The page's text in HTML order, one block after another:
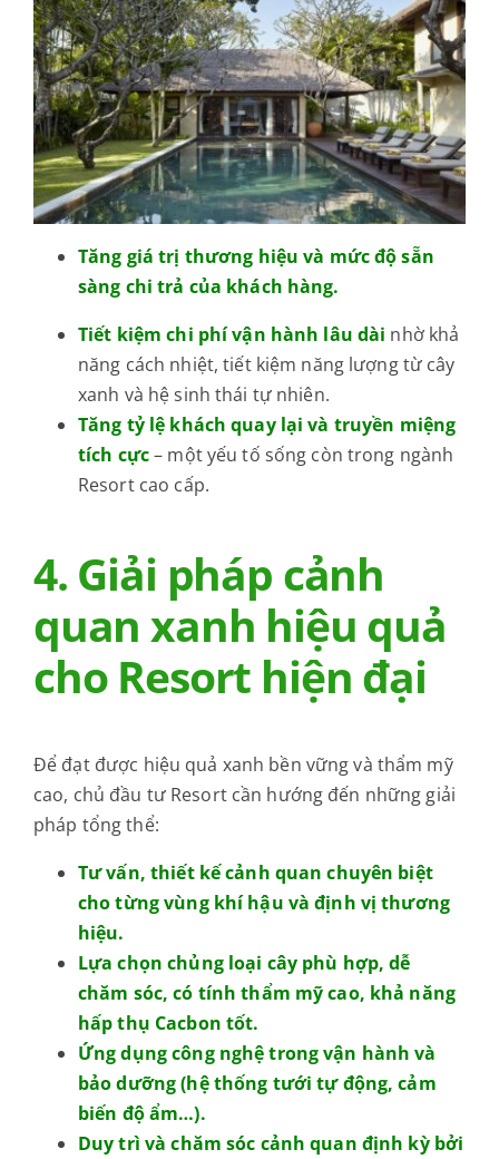
Tăng giá trị thương hiệu và mức độ sẵn
sàng chi trả của khách hàng.
Tiết kiệm chi phí vận hành lâu dài nhờ khả
năng cách nhiệt, tiết kiệm năng lượng từ cây
xanh và hệ sinh thái tự nhiên.
Tăng tỷ lệ khách quay lại và truyền miệng
tích cực– một yếu tố sống còn trong ngành
Resort cao cấp.
4. Giải pháp cảnh
quan xanh hiệu quả
cho Resort hiện đại
Để đạt được hiệu quả xanh bền vững và thẩm mỹ
cao, chủ đầu tư Resort cần hướng đến những giải
pháp tổng thể:
Tư vấn, thiết kế cảnh quan chuyên biệt
cho từng vùng khí hậu và định vị thương
hiệu.
Lựa chọn chủng loại cây phù hợp, dễ
chăm sóc, có tính thẩm mỹ cao, khả năng
hấp thụ Cacbon tốt.
Ứng dụng công nghệ trong vận hành và
bảo dưỡng (hệ thống tưới tự động, cảm
biến độ ẩm…).
Duy trì và chăm sóc cảnh quan định kỳ bởi